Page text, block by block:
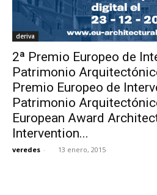
deriva
2ª Premio Europeo de
Patrimonio
Premio Europeo de
Patrimonio
European Award
Intervention...
veredes - 13 enero, 2015